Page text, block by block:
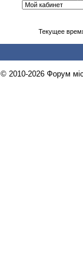
Текущее
© 2010-2026 Форум